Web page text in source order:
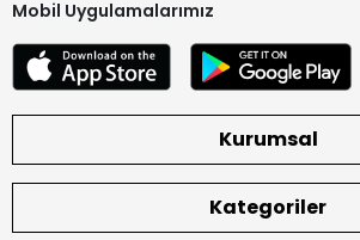
Mobil Uygulamalarımız
Kurumsal
Kategoriler